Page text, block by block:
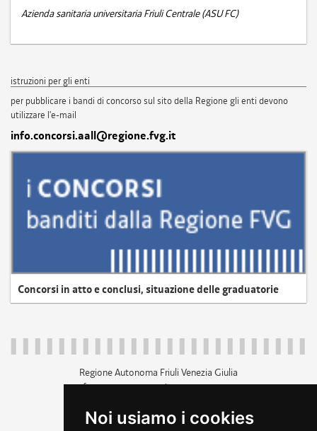
Noi usiamo i cookies
Azienda sanitaria universitaria Friuli Centrale (ASU FC)
istruzioni per gli enti
per pubblicare i bandi di concorso sul sito della Regione gli enti devono
utilizzare l'e-mail
info.concorsi.aall@regione.fvg.it
Concorsi in atto e conclusi, situazione delle graduatorie
Regione Autonoma Friuli Venezia Giulia
c.f. 80014930327; p.iva 00526040324
+39 040 3771111